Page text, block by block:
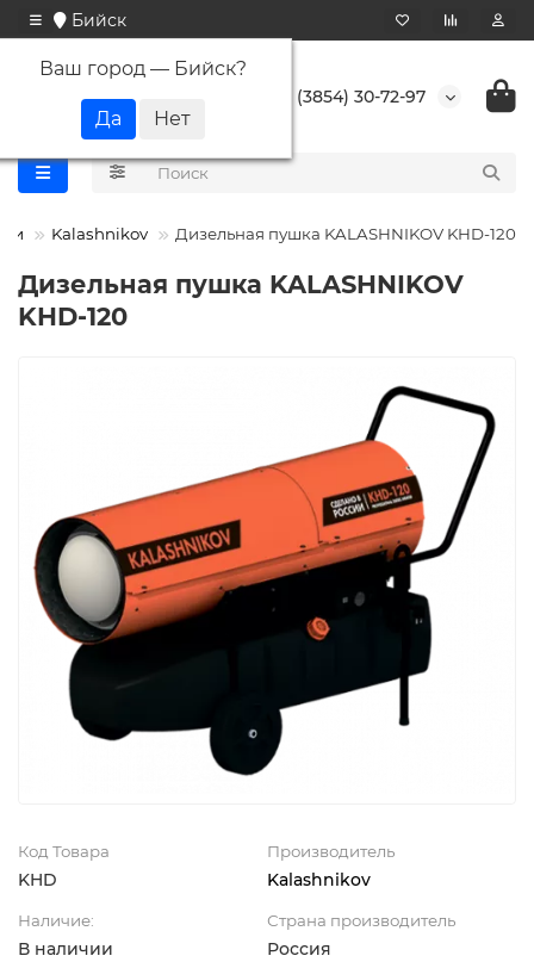
Бийск
Ваш город — Бийск?
+7 (3854) 30-72-97
Kalashnikov Дизельная пушка KALASHNIKOV KHD-120
Дизельная пушка KALASHNIKOV
KHD-120
Код Товара
KHD
Производитель
Kalashnikov
Наличие:
В наличии
Страна производитель
Россия